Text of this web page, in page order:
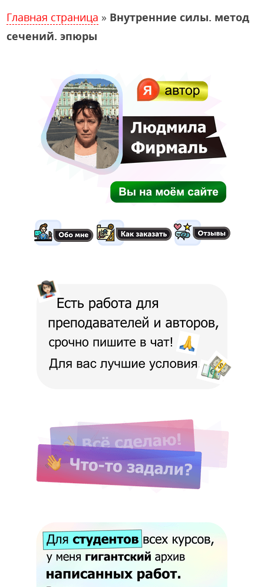
Главная страница » Внутренние силы. метод
сечений. эпюры